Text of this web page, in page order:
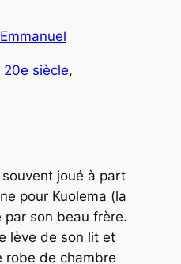
Emmanuel
20e siècle
joué à part
pour Kuolema (la
son beau frère.
lève de son lit et
robe de chambre